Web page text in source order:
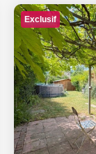
Exclusif